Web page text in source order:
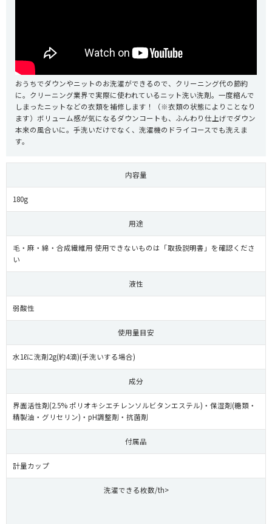
おうちでダウンやニットのお洗濯ができるので、クリーニング代の節約
に。クリーニング業界で実際に使われているニット洗い洗剤。一度縮んで
しまったニットなどの衣類を補修します！（※衣類の状態によりことなり
ます）ボリューム感が気になるダウンコートも、ふんわり仕上げでダウン
本来の風合いに。手洗いだけでなく、洗濯機のドライコースでも洗えま
す。
内容量
180g
用途
毛・麻・綿・合成繊維用 使用できないものは「取扱説明書」を確認くださ
い
液性
弱酸性
使用量目安
水1ℓに洗剤2g(約4滴)(手洗いする場合)
成分
界面活性剤(2.5% ポリオキシエチレンソルビタンエステル)・保湿剤(糖類・
精製油・グリセリン)・pH調整剤・抗菌剤
付属品
計量カップ
洗濯できる枚数/th>